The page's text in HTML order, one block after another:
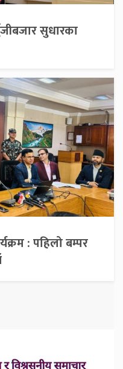
पुँजीबजार सुधारका
: पहिलो बम्पर